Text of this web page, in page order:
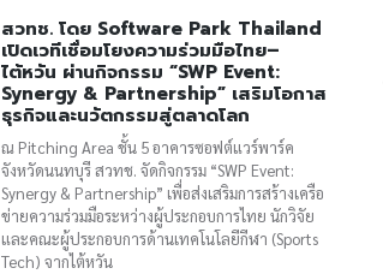
สวทช. โดย Software Park Thailand
เปิดเวทีเชื่อมโยงความร่วมมือไทย–
ไต้หวัน ผ่านกิจกรรม “SWP Event:
Synergy & Partnership” เสริมโอกาส
ธุรกิจและนวัตกรรมสู่ตลาดโลก
ณ Pitching Area ชั้น 5 อาคารซอฟต์แวร์พาร์ค
จังหวัดนนทบุรี สวทช. จัดกิจกรรม “SWP Event:
Synergy & Partnership” เพื่อส่งเสริมการสร้างเครือ
ข่ายความร่วมมือระหว่างผู้ประกอบการไทย นักวิจัย
และคณะผู้ประกอบการด้านเทคโนโลยีกีฬา (Sports
Tech) จากไต้หวัน